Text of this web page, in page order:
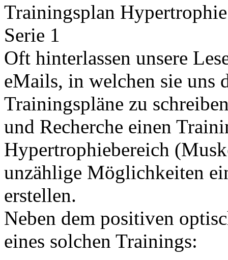
Trainingsplan Hypertrophie
Serie 1
Oft hinterlassen unsere
eMails, in welchen sie uns
Trainingspläne zu
und Recherche einen
Hypertrophiebereich
unzählige Möglichkeiten
erstellen.
Neben dem positiven
eines solchen Trainings: